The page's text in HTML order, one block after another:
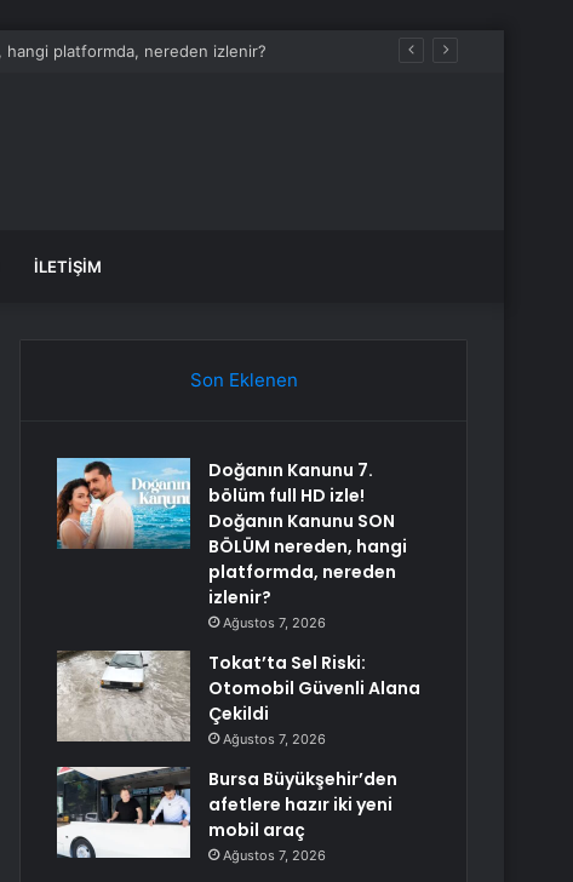
İLETIŞIM
Son Eklenen
Doğanın Kanunu 7.
bölüm full HD izle!
Doğanın Kanunu SON
BÖLÜM nereden, hangi
platformda, nereden
izlenir?
Ağustos 7, 2026
Tokat’ta Sel Riski:
Otomobil Güvenli Alana
Çekildi
Ağustos 7, 2026
Bursa Büyükşehir’den
afetlere hazır iki yeni
mobil araç
Ağustos 7, 2026